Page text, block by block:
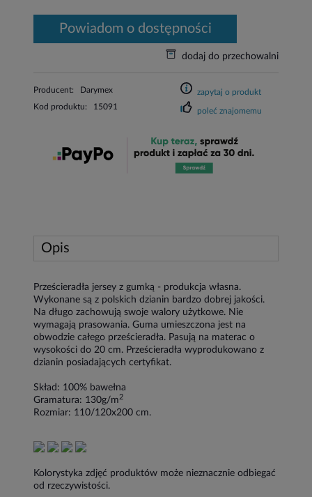
powiadom o dostępności
dodaj do przechowalni
Producent:
Darymex
Kod produktu:
15091
zapytaj o produkt
poleć znajomemu
Opis
Prześcieradła jersey z gumką - produkcja własna.
Wykonane są z polskich dzianin bardzo dobrej jakości.
Na długo zachowują swoje walory użytkowe. Nie
wymagają prasowania. Guma umieszczona jest na
obwodzie całego prześcieradła. Pasują na materac o
wysokości do 20 cm. Prześcieradła wyprodukowano z
dzianin posiadających certyfikat.
Skład: 100% bawełna
Gramatura: 130g/m2
Rozmiar: 110/120x200 cm.
Kolorystyka zdjęć produktów może nieznacznie odbiegać
od rzeczywistości.